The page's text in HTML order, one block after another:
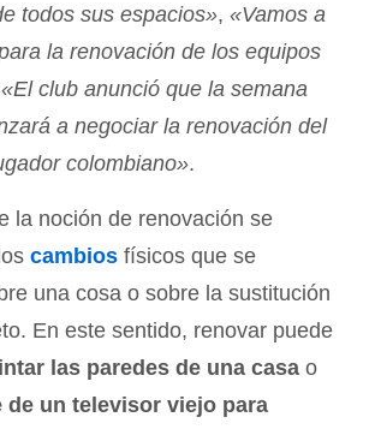
todos sus espacios», «Vamos a
la renovación de los equipos
«El club anunció que la semana
a negociar la renovación del
colombiano».
la noción de renovación se
cambios físicos que se
una cosa o sobre la sustitución
En este sentido, renovar puede
las paredes de una casa o
de un televisor viejo para